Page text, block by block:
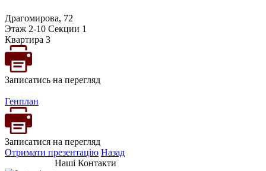
Драгомирова, 72
Этаж 2-10 Секции 1
Квартира 3
Записатись на перегляд
Генплан
Записатися на перегляд
Отримати презентацію Назад
Наші Контакти